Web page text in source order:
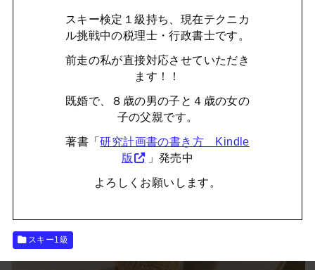
スキー検定１級持ち、現在テクニカ
ル挑戦中の税理士・行政書士です。
前走の私が直接対応させていただき
ます！！
既婚で、８歳の男の子と４歳の女の
子の父親です。
著書「研究計画書の書き方 Kindle
版
」発売中
よろしくお願いします。
スキー1級